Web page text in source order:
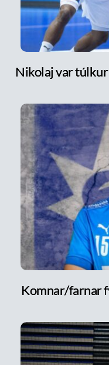
Nikolaj var
Komnar/farnar